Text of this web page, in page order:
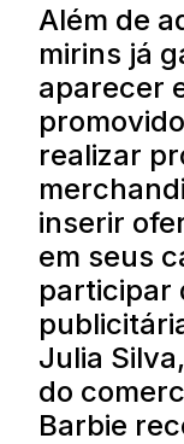
Além de
mirins já
aparecer
realizar
inserir
em seus
participar
Julia
do
Barbie